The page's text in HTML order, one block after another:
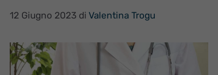
12 Giugno 2023 di Valentina Trogu